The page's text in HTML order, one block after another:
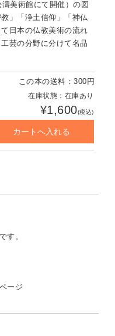
美術館にて開催）の図
」「浄土信仰」「神仏
日本の仏教美術の流れ
芸の分野に分けて名品
この本の送料：300円
在庫状態：在庫あり
¥1,600(税込)
す。
ージ